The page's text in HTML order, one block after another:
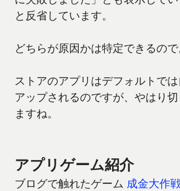
と反省しています。
どちらが原因かは特定できるので
ストアのアプリはデフォルトで
アップされるのですが、やはり
ますね。
アプリゲーム紹介
ブログで触れたゲーム 成金大作